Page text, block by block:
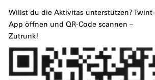
Willst du die Aktivitas unterstützen? Twint-
App öffnen und QR-Code scannen –
Zutrunk!